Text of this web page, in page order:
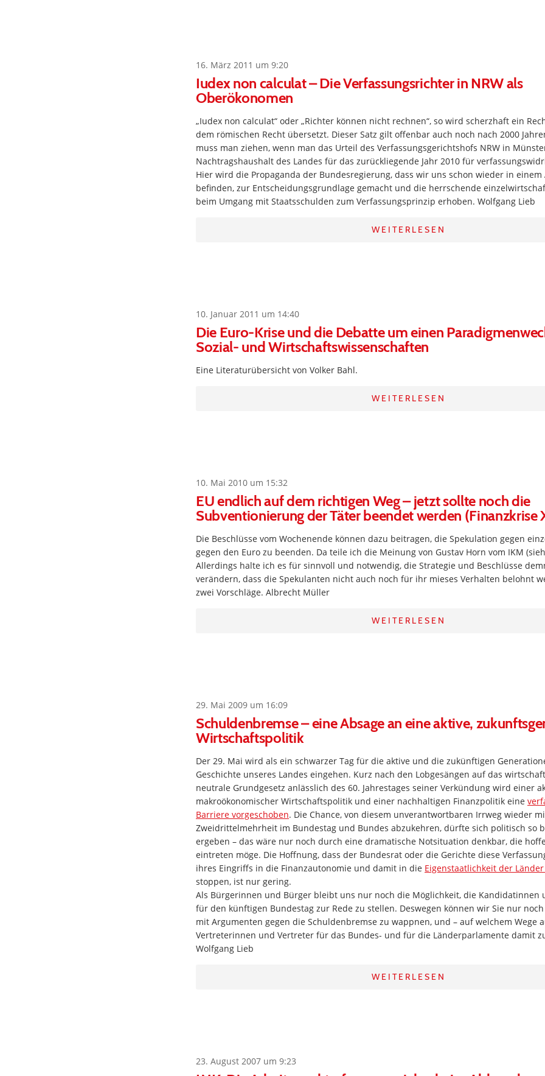
16. März 2011 um 9:20
Iudex non calculat – Die Verfassungsrichter in NRW als
Oberökonomen
„Iudex non calculat“ oder „Richter können nicht rechnen“, so wird scherzhaft ein
dem römischen Recht übersetzt. Dieser Satz gilt offenbar auch noch nach 2000
muss man ziehen, wenn man das Urteil des Verfassungsgerichtshofs NRW in
Nachtragshaushalt des Landes für das zurückliegende Jahr 2010 für
Hier wird die Propaganda der Bundesregierung, dass wir uns schon wieder in einem
befinden, zur Entscheidungsgrundlage gemacht und die herrschende
beim Umgang mit Staatsschulden zum Verfassungsprinzip erhoben. Wolfgang Lieb
WEITERLESEN
10. Januar 2011 um 14:40
Die Euro-Krise und die Debatte um einen
Sozial- und Wirtschaftswissenschaften
Eine Literaturübersicht von Volker Bahl.
WEITERLESEN
10. Mai 2010 um 15:32
EU endlich auf dem richtigen Weg – jetzt sollte noch die
Subventionierung der Täter beendet werden (Finanzkrise
Die Beschlüsse vom Wochenende können dazu beitragen, die Spekulation gegen
gegen den Euro zu beenden. Da teile ich die Meinung von Gustav Horn vom IKM
Allerdings halte ich es für sinnvoll und notwendig, die Strategie und Beschlüsse
verändern, dass die Spekulanten nicht auch noch für ihr mieses Verhalten belohnt
zwei Vorschläge. Albrecht Müller
WEITERLESEN
29. Mai 2009 um 16:09
Schuldenbremse – eine Absage an eine aktive,
Wirtschaftspolitik
Der 29. Mai wird als ein schwarzer Tag für die aktive und die zukünftigen
Geschichte unseres Landes eingehen. Kurz nach den Lobgesängen auf das
neutrale Grundgesetz anlässlich des 60. Jahrestages seiner Verkündung wird einer
makroökonomischer Wirtschaftspolitik und einer nachhaltigen Finanzpolitik eine
Barriere vorgeschoben. Die Chance, von diesem unverantwortbaren Irrweg wieder
Zweidrittelmehrheit im Bundestag und Bundes abzukehren, dürfte sich politisch so
ergeben – das wäre nur noch durch eine dramatische Notsituation denkbar, die
eintreten möge. Die Hoffnung, dass der Bundesrat oder die Gerichte diese
ihres Eingriffs in die Finanzautonomie und damit in die Eigenstaatlichkeit der Länder
stoppen, ist nur gering.
Als Bürgerinnen und Bürger bleibt uns nur noch die Möglichkeit, die Kandidatinnen
für den künftigen Bundestag zur Rede zu stellen. Deswegen können wir Sie nur
mit Argumenten gegen die Schuldenbremse zu wappnen, und – auf welchem Wege
Vertreterinnen und Vertreter für das Bundes- und für die Länderparlamente damit
Wolfgang Lieb
WEITERLESEN
23. August 2007 um 9:23